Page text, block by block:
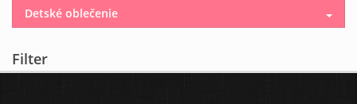
Detské oblečenie
Filter